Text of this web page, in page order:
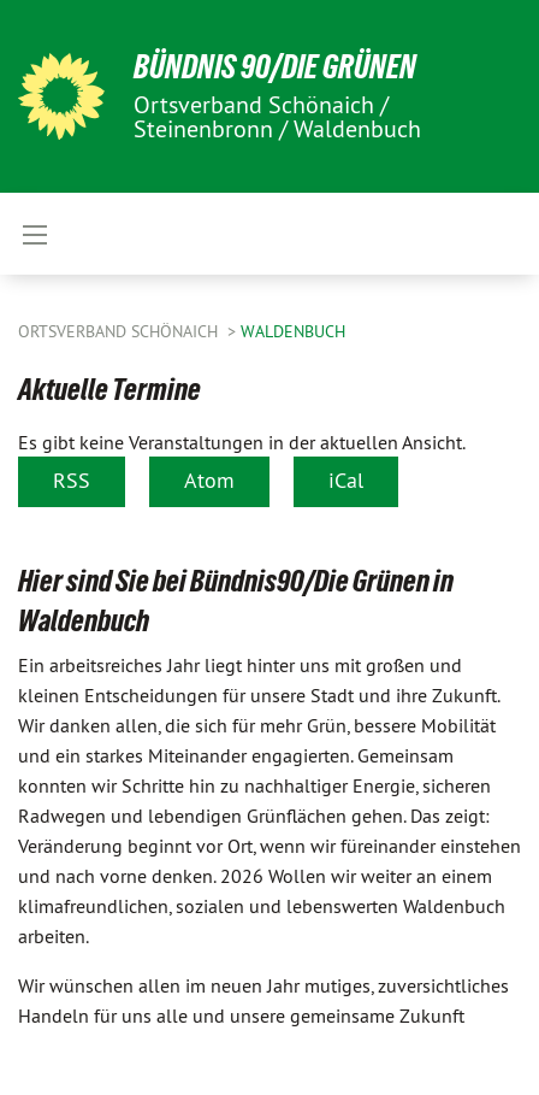
BÜNDNIS 90/DIE GRÜNEN
Ortsverband Schönaich /
Steinenbronn / Waldenbuch
ORTSVERBAND SCHÖNAICH WALDENBUCH
Aktuelle Termine
Es gibt keine Veranstaltungen in der aktuellen Ansicht.
RSS Atom iCal
Hier sind Sie bei Bündnis90/Die Grünen in
Waldenbuch
Ein arbeitsreiches Jahr liegt hinter uns mit großen und
kleinen Entscheidungen für unsere Stadt und ihre Zukunft.
Wir danken allen, die sich für mehr Grün, bessere Mobilität
und ein starkes Miteinander engagierten. Gemeinsam
konnten wir Schritte hin zu nachhaltiger Energie, sicheren
Radwegen und lebendigen Grünflächen gehen. Das zeigt:
Veränderung beginnt vor Ort, wenn wir füreinander einstehen
und nach vorne denken. 2026 Wollen wir weiter an einem
klimafreundlichen, sozialen und lebenswerten Waldenbuch
arbeiten.
Wir wünschen allen im neuen Jahr mutiges, zuversichtliches
Handeln für uns alle und unsere gemeinsame Zukunft